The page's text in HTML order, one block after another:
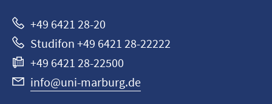
+49 6421 28-20
Studifon +49 6421 28-22222
+49 6421 28-22500
info@uni-marburg.de